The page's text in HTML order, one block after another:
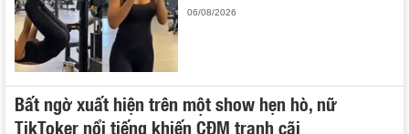
06/08/2026
Bất ngờ xuất hiện trên một show hẹn hò, nữ
TikToker nổi tiếng khiến CĐM tranh cãi